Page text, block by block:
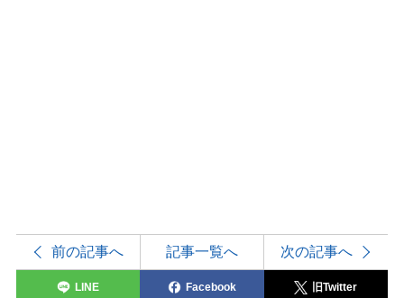
前の記事へ 記事一覧へ 次の記事へ
LINE Facebook 旧Twitter